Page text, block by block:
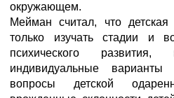
окружающем.
Мейман считал, что
только изучать стадии и
психического
индивидуальные
вопросы детской